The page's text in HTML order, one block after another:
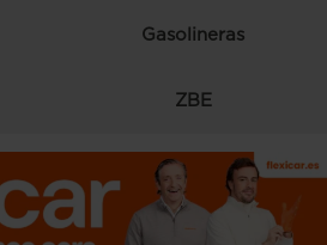
Gasolineras
ZBE